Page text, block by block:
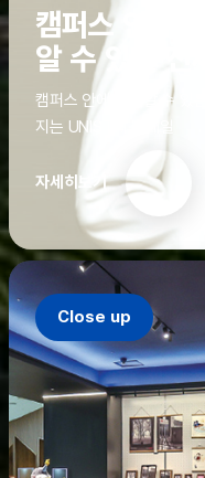
캠퍼스 안에
알 수 있는 진
캠퍼스 안에서만 알 수 있
지는 UNIST의 디테일
자세히보기
Close up